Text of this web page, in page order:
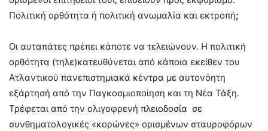
Πολιτική ορθότητα ή πολιτική ανωμαλία και εκτροπή;
Οι αυταπάτες πρέπει κάποτε να τελειώνουν. Η πολιτική
ορθότητα (τηλε)κατευθύνεται από κάποια εκείθεν του
Ατλαντικού πανεπιστημιακά κέντρα με αυτονόητη
εξάρτησή από την Παγκοσμιοποίηση και τη Νέα Τάξη.
Τρέφεται από την ολιγοφρενή πλειοδοσία σε
συνθηματολογικές «κορώνες» ορισμένων σταυροφόρων